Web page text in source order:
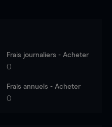
Frais journaliers - Acheter
0
Frais annuels - Acheter
0